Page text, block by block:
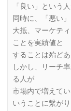
「良い」という
同時に、「悪い
大抵、マーケテ
ことを実績値と
することは殆どあ
しかし、リーチ
る人が
市場内で増えて
いうことに繋がり